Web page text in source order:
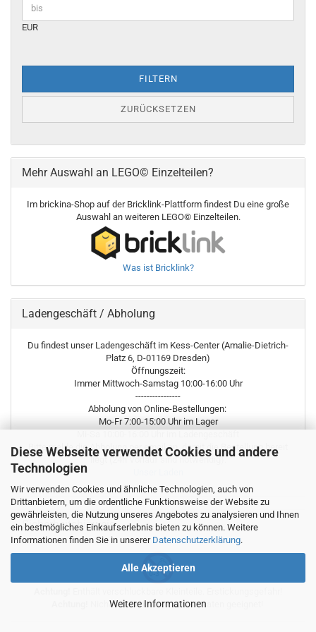
Diese Webseite verwendet Cookies und andere
Technologien
Wir verwenden Cookies und ähnliche Technologien, auch von
Drittanbietern, um die ordentliche Funktionsweise der Website zu
gewährleisten, die Nutzung unseres Angebotes zu analysieren und Ihnen
ein bestmögliches Einkaufserlebnis bieten zu können. Weitere
Informationen finden Sie in unserer Datenschutzerklärung.
Alle Akzeptieren
Weitere Informationen
EUR
FILTERN
ZURÜCKSETZEN
Mehr Auswahl an LEGO© Einzelteilen?
Im brickina-Shop auf der Bricklink-Plattform findest Du eine große
Auswahl an weiteren LEGO© Einzelteilen.
Was ist Bricklink?
Ladengeschäft / Abholung
Du findest unser Ladengeschäft im Kess-Center (Amalie-Dietrich-
Platz 6, D-01169 Dresden)
Öffnungszeit:
Immer Mittwoch-Samstag 10:00-16:00 Uhr
----------------
Abholung von Online-Bestellungen:
Mo-Fr 7:00-15:00 Uhr im Lager
Bitte melde die Abholung per email an, damit die Bestellung bereit
liegt (24h Vorlauf sind notwendig).
Sicherheitshinweis
Nicht für Kinder unter 36 Monaten geeignet!